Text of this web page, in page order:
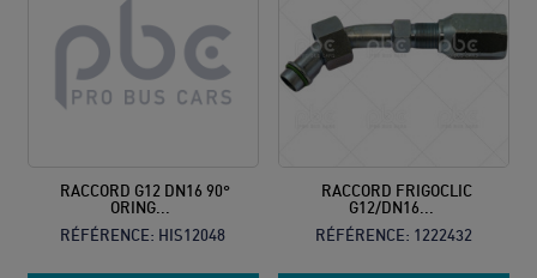
RACCORD G12 DN16 90°
ORING...
RÉFÉRENCE: HIS12048
RACCORD FRIGOCLIC
G12/DN16...
RÉFÉRENCE: 1222432